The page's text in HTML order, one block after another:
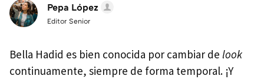
Pepa López
Editor Senior
Bella Hadid es bien conocida por cambiar de look
continuamente, siempre de forma temporal. ¡Y